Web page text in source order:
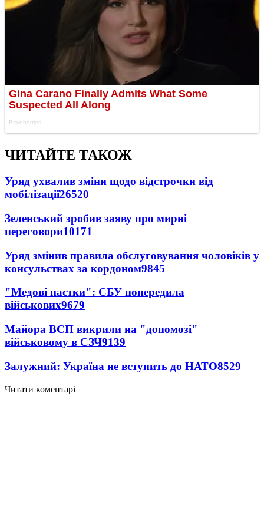
ЧИТАЙТЕ ТАКОЖ
Уряд ухвалив зміни щодо відстрочки від
мобілізації26520
Зеленський зробив заяву про мирні
переговори10171
Уряд змінив правила обслуговування чоловіків у
консульствах за кордоном9845
"Медові пастки": СБУ попередила
військових9679
Майора ВСП викрили на "допомозі"
військовому в СЗЧ9139
Залужний: Україна не вступить до НАТО8529
Читати коментарі